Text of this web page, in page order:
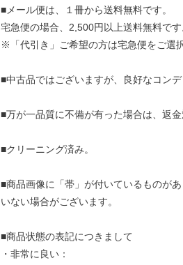
■メール便は、１冊から送料無料です。
宅急便の場合、2,500円以上送料無料です
※「代引き」ご希望の方は宅急便をご選
■中古品ではございますが、良好なコンデ
■万が一品質に不備が有った場合は、返金
■クリーニング済み。
■商品画像に「帯」が付いているものが
いない場合がございます。
■商品状態の表記につきまして
・非常に良い：